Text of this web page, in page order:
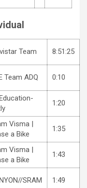
Team 8:51:25
Team ADQ 0:10
1:20
Visma |
a Bike
1:35
Visma |
a Bike
1:43
SRAM 1:49